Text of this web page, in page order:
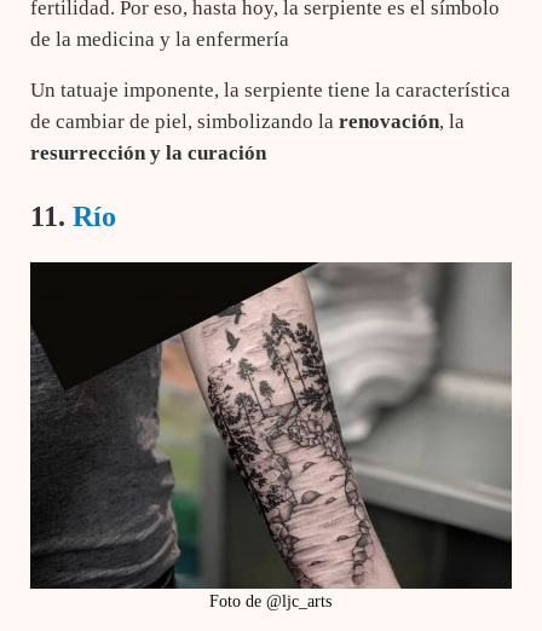
fertilidad. Por eso, hasta hoy, la serpiente es el símbolo
de la medicina y la enfermería
Un tatuaje imponente, la serpiente tiene la característica
de cambiar de piel, simbolizando la renovación, la
resurrección y la curación
11. Río
Foto de @ljc_arts